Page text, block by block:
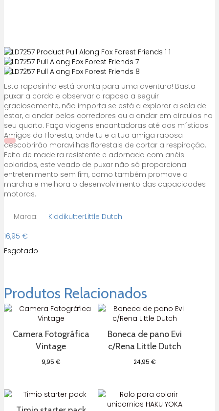
Esta raposinha está pronta para uma aventura! Basta
puxar a corda e observar a raposa a seguir
graciosamente, não importa se está a explorar a sala de
estar, a andar pelos corredores ou a andar em círculos no
seu quarto. Faça viagens encantadoras até aos místicos
Amigos da Floresta, onde tu e a tua amiga raposa
descobrirão maravilhas florestais de cortar a respiração.
Feito de madeira resistente e adornado com anéis
coloridos, este veado de puxar não só proporciona
entretenimento sem fim, como também promove a
marcha e melhora o desenvolvimento das capacidades
motoras.
Marca: KiddikutterLittle Dutch
16,95 €
Esgotado
Produtos Relacionados
Camera Fotográfica
Vintage
9,95 €
Boneca de pano Evi
c/Rena Little Dutch
24,95€